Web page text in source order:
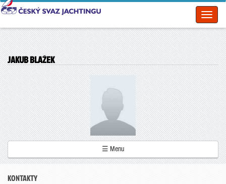
JAKUB BLAŽEK
☰ Menu
KONTAKTY